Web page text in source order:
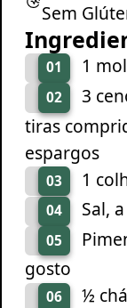
Sem
01 1
02
3
tiras
espargos
03 1
04 Sal,
05
gosto
06
½